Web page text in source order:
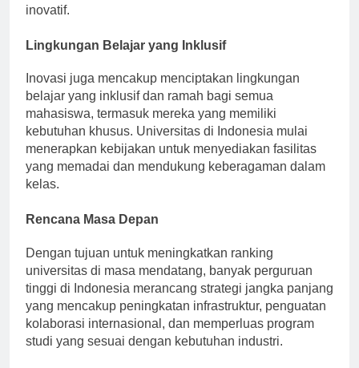
inovatif.
Lingkungan Belajar yang Inklusif
Inovasi juga mencakup menciptakan lingkungan
belajar yang inklusif dan ramah bagi semua
mahasiswa, termasuk mereka yang memiliki
kebutuhan khusus. Universitas di Indonesia mulai
menerapkan kebijakan untuk menyediakan fasilitas
yang memadai dan mendukung keberagaman dalam
kelas.
Rencana Masa Depan
Dengan tujuan untuk meningkatkan ranking
universitas di masa mendatang, banyak perguruan
tinggi di Indonesia merancang strategi jangka panjang
yang mencakup peningkatan infrastruktur, penguatan
kolaborasi internasional, dan memperluas program
studi yang sesuai dengan kebutuhan industri.